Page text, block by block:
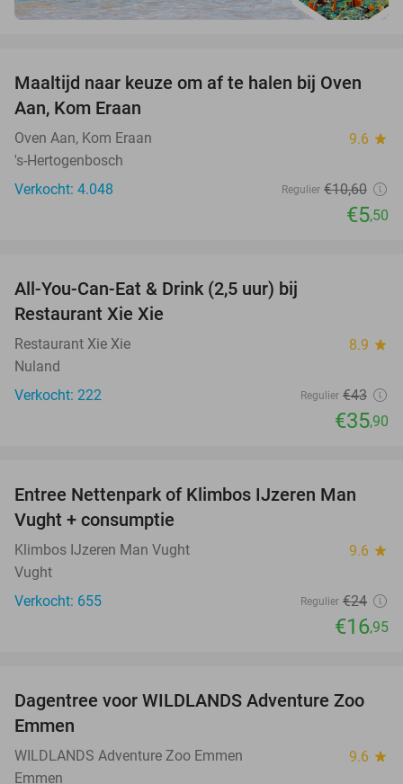
48%
Maaltijd naar keuze om af te halen bij Oven
Aan, Kom Eraan
Oven Aan, Kom Eraan 9.6 star
's-Hertogenbosch
Verkocht: 4.048
Regulier €10,60
€5,50
All-You-Can-Eat & Drink (2,5 uur) bij
Restaurant Xie Xie
Restaurant Xie Xie 8.9 star
Nuland
Verkocht: 222
Regulier €43
€35,90
29%
Entree Nettenpark of Klimbos IJzeren Man
Vught + consumptie
Klimbos IJzeren Man Vught 9.6 star
Vught
Verkocht: 655
Regulier €24
€16,95
24%
Dagentree voor WILDLANDS Adventure Zoo
Emmen
WILDLANDS Adventure Zoo Emmen 9.6 star
Emmen